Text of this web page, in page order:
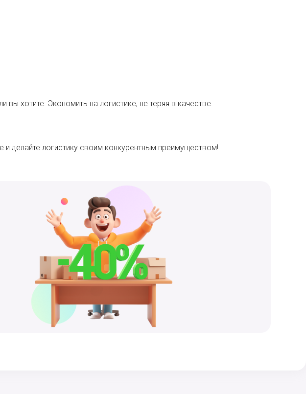
хотите: Экономить на логистике, не теряя в качестве.
и делайте логистику своим конкурентным преимуществом!